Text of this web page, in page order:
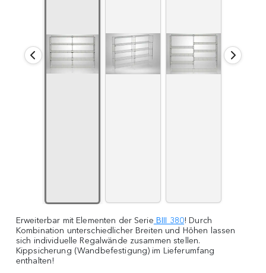
Erweiterbar mit Elementen der Serie BIII 380! Durch
Kombination unterschiedlicher Breiten und Höhen lassen
sich individuelle Regalwände zusammen stellen.
Kippsicherung (Wandbefestigung) im Lieferumfang
enthalten!